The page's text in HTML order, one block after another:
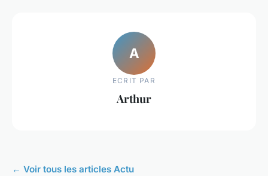
A
ECRIT PAR
Arthur
← Voir tous les articles Actu